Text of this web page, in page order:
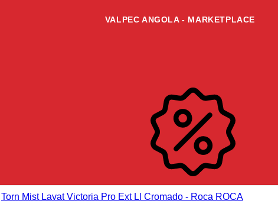
VALPEC ANGOLA - MARKETPLACE
Torn Mist Lavat Victoria Pro Ext Ll Cromado - Roca ROCA